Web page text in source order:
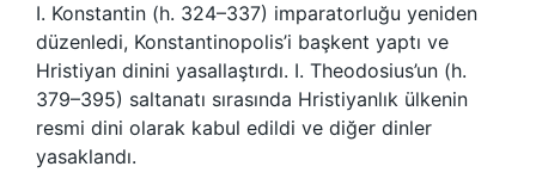
I. Konstantin (h. 324–337) imparatorluğu yeniden
düzenledi, Konstantinopolis’i başkent yaptı ve
Hristiyan dinini yasallaştırdı. I. Theodosius’un (h.
379–395) saltanatı sırasında Hristiyanlık ülkenin
resmi dini olarak kabul edildi ve diğer dinler
yasaklandı.